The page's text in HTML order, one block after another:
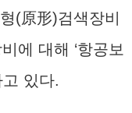
(原形)검색장비
에 대해 ‘항공보
있다.